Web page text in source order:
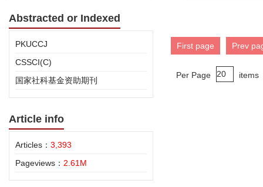
Abstracted or Indexed
PKUCCJ
CSSCI(C)
国家社科基金资助期刊
Article info
Articles： 3,393
Pageviews： 2.61M
First page Prev
Per Page items